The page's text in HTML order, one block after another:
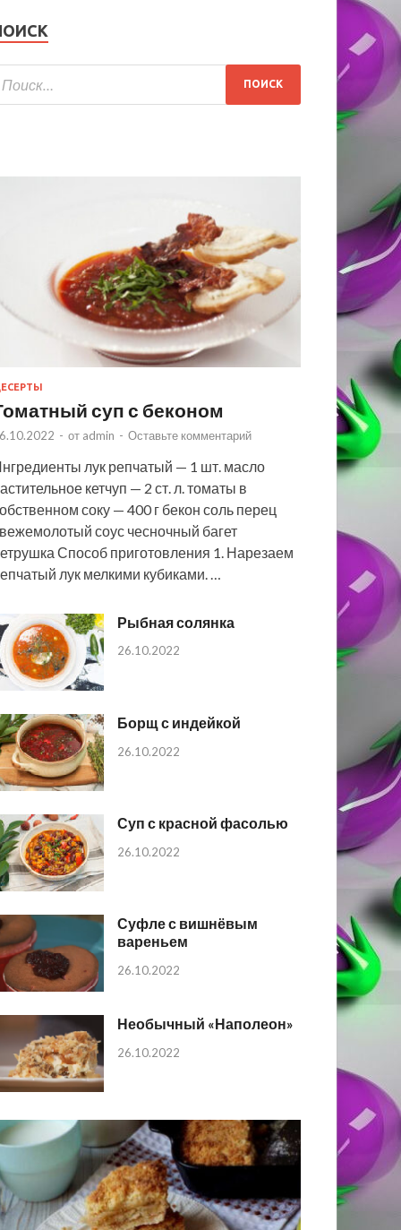
суп с беконом
- от admin - Оставьте комментарий
лук репчатый — 1 шт. масло
кетчуп — 2 ст. л. томаты в
соку — 400 г бекон соль перец
соус чесночный багет
Способ приготовления 1. Нарезаем
лук мелкими кубиками. …
Рыбная солянка
26.10.2022
Борщ с индейкой
26.10.2022
Суп с красной фасолью
26.10.2022
Суфле с вишнёвым
вареньем
26.10.2022
Необычный «Наполеон»
26.10.2022